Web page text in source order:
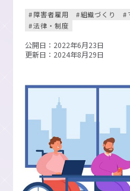
障害者雇用 組織づくり
法律・制度
公開日：2022年6月23日
更新日：2024年8月29日